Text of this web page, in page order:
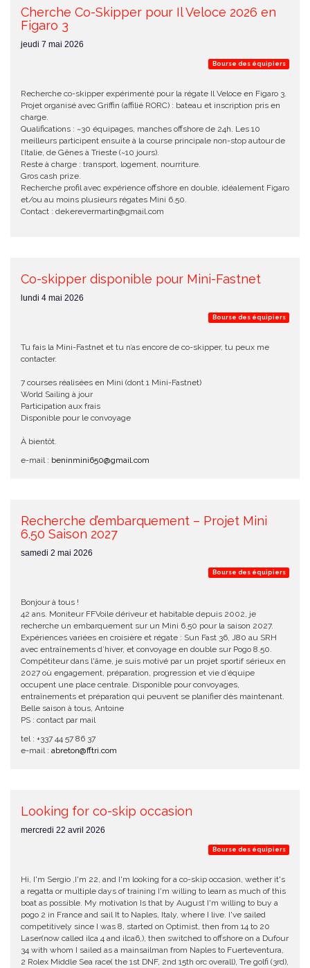
Cherche Co-Skipper pour Il Veloce 2026 en
Figaro 3
jeudi 7 mai 2026
Bourse des équipiers
Recherche co-skipper expérimenté pour la régate Il Veloce en Figaro 3.
Projet organisé avec Griffin (affilié RORC) : bateau et inscription pris en
charge.
Qualifications : ~30 équipages, manches offshore de 24h. Les 10
meilleurs participent ensuite à la course principale non-stop autour de
l’Italie, de Gênes à Trieste (~10 jours).
Reste à charge : transport, logement, nourriture.
Gros cash prize.
Recherche profil avec expérience offshore en double, idéalement Figaro
et/ou au moins plusieurs régates Mini 6.50.
Contact : dekerevermartin@gmail.com
Co-skipper disponible pour Mini-Fastnet
lundi 4 mai 2026
Bourse des équipiers
Tu fais la Mini-Fastnet et tu n’as encore de co-skipper, tu peux me
contacter.
7 courses réalisées en Mini (dont 1 Mini-Fastnet)
World Sailing à jour
Participation aux frais
Disponible pour le convoyage
À bientôt.
e-mail : beninmini650@gmail.com
Recherche d’embarquement – Projet Mini
6.50 Saison 2027
samedi 2 mai 2026
Bourse des équipiers
Bonjour à tous !
42 ans. Moniteur FFVoile dériveur et habitable depuis 2002, je
recherche un embarquement sur un Mini 6.50 pour la saison 2027.
Expériences variées en croisière et régate : Sun Fast 36, J80 au SRH
avec entraînements d’hiver, et convoyage en double sur Pogo 8.50.
Compétiteur dans l'âme, je suis motivé par un projet sportif sérieux en
2027 où engagement, préparation, progression et vie d’équipe
occupent une place centrale. Disponible pour convoyages,
entraînements et préparation qui peuvent se planifier dès maintenant.
Belle saison à tous, Antoine
PS : contact par mail
tel : +337 44 57 86 37
e-mail : abreton@fftri.com
Looking for co-skip occasion
mercredi 22 avril 2026
Bourse des équipiers
Hi, I'm Sergio ,I'm 22, and I'm looking for a co-skip occasion, wether it's
a regatta or multiple days of training I'm willing to learn as much of this
boat as possible. My motivation Is that by August I'm willing to buy a
pogo 2 in France and sail It to Naples, Italy, where I live. I've sailed
competitively since I was 8, started on Optimist, then from 14 to 20
Laser(now called ilca 4 and ilca6,), then switched to offshore on a Dufour
34 with whom I sailed as a mainsailman from Naples to Fuerteventura,
2 Rolex Middle Sea race( the 1st DNF, 2nd 15th orc overall), Tre golfi (3rd),